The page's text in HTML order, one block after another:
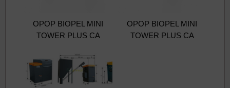
OPOP BIOPEL MINI
TOWER PLUS CA
OPOP BIOPEL MINI
TOWER PLUS CA